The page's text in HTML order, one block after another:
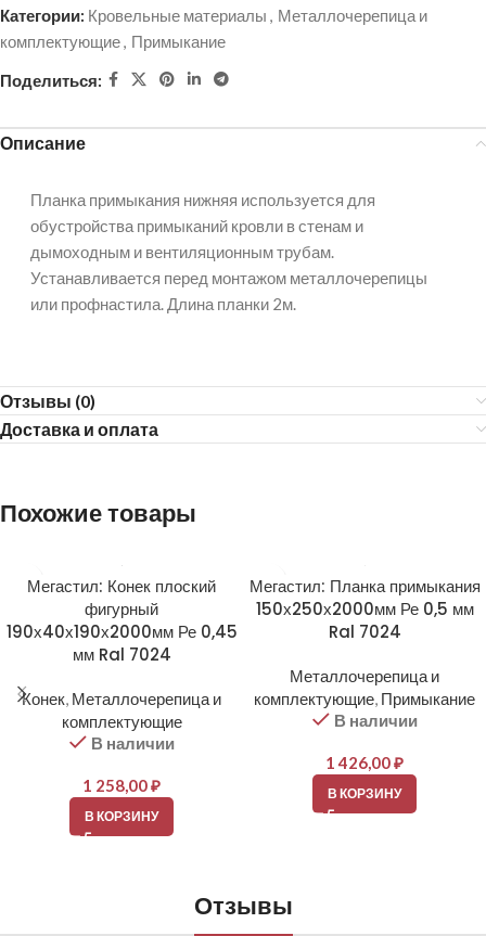
Категории: Кровельные материалы , Металлочерепица и
комплектующие, Примыкание
Поделиться:
Описание
Планка примыкания нижняя используется для
обустройства примыканий кровли в стенам и
дымоходным и вентиляционным трубам.
Устанавливается перед монтажом металлочерепицы
или профнастила. Длина планки 2м.
Отзывы (0)
Доставка и оплата
Похожие товары
Мегастил: Конек плоский
фигурный
190х40х190х2000мм Ре 0,45
мм Ral 7024
Конек, Металлочерепица и
комплектующие
В наличии
1 258,00₽
В КОРЗИНУ
Мегастил: Планка примыкания
150х250х2000мм Ре 0,5 мм
Ral 7024
Металлочерепица и
комплектующие, Примыкание
В наличии
1 426,00₽
В КОРЗИНУ
Отзывы